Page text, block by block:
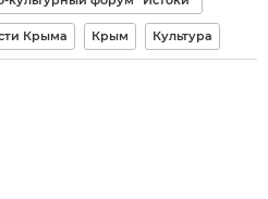
Крыма Крым Культура